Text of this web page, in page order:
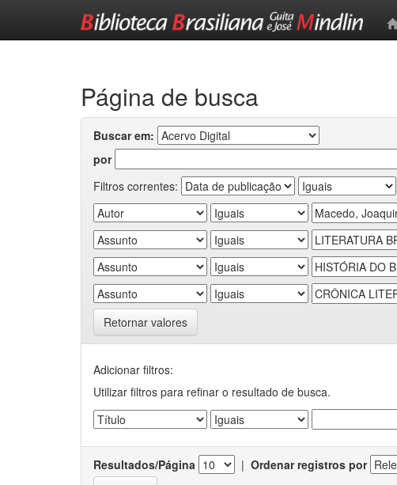
Página de busca
Buscar em:
por
Filtros correntes:
Retornar valores
Adicionar filtros:
Utilizar filtros para refinar o resultado de busca.
Resultados/Página | Ordenar registros por